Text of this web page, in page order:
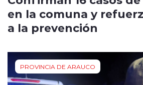
en la comuna y
a la prevención
PROVINCIA DE ARAUCO